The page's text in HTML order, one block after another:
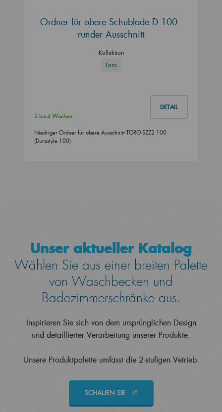
Ordner für obere Schublade D 100 -
runder Ausschnitt
Kollektion
Toro
DETAIL
2 bis 4 Wochen
Niedriger Ordner für obere Ausschnitt TORO SZZ2 100
(Durastyle 100)
Unser aktueller Katalog
Wählen Sie aus einer breiten Palette
von Waschbecken und
Badezimmerschränke aus.
Inspirieren Sie sich von dem ursprünglichen Design
und detaillierter Verarbeitung unserer Produkte.
Unsere Produktpalette umfasst die 2-stufigen Vetrieb.
SCHAUEN SIE